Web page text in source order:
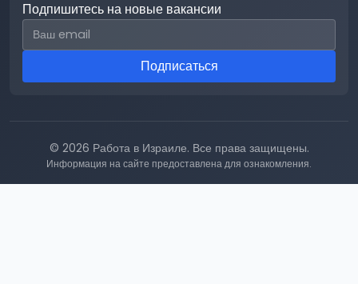
Подпишитесь на новые вакансии
Email для подписки
Подписаться
© 2026 Работа в Израиле. Все права защищены.
Информация на сайте предоставлена для ознакомления.